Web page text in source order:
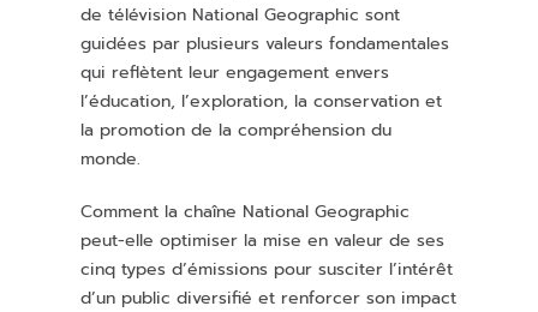
de télévision National Geographic sont
guidées par plusieurs valeurs fondamentales
qui reflètent leur engagement envers
l’éducation, l’exploration, la conservation et
la promotion de la compréhension du
monde.
Comment la chaîne National Geographic
peut-elle optimiser la mise en valeur de ses
cinq types d’émissions pour susciter l’intérêt
d’un public diversifié et renforcer son impact